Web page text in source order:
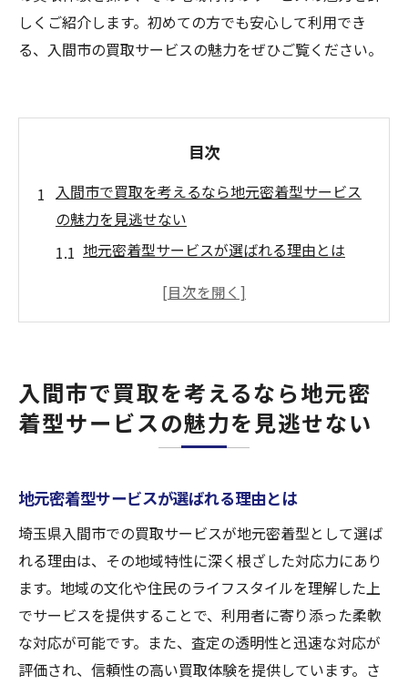
しくご紹介します。初めての方でも安心して利用でき
る、入間市の買取サービスの魅力をぜひご覧ください。
目次
入間市で買取を考えるなら地元密着型サービス
の魅力を見逃せない
地元密着型サービスが選ばれる理由とは
入間市の買取業者が提供する独自のサービ
入間市での買取体験をより良くする方法
地元密着型サービスの信頼性を検証する
入間市買取サービスの透明性が安心を生むその
信頼される透明な取引のポイント
入間市の買取業者が心がける透明性
安心感を高めるサービスのプロセス
初めての方でも安心して利用できる理由
透明性がもたらす顧客満足度の向上
入間市で買取を考えるなら地元密
着型サービスの魅力を見逃せない
地元密着型サービスが選ばれる理由とは
埼玉県入間市での買取サービスが地元密着型として選ば
れる理由は、その地域特性に深く根ざした対応力にあり
ます。地域の文化や住民のライフスタイルを理解した上
でサービスを提供することで、利用者に寄り添った柔軟
な対応が可能です。また、査定の透明性と迅速な対応が
評価され、信頼性の高い買取体験を提供しています。さ